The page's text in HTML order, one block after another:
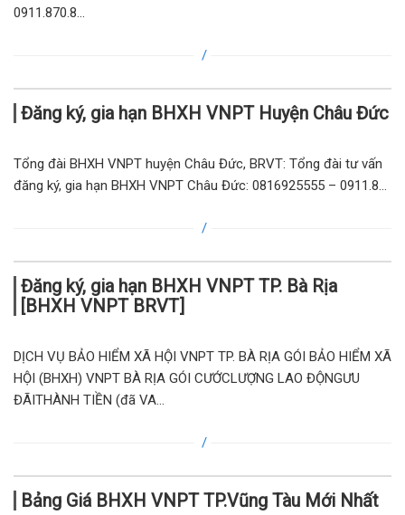
0911.870.8...
Đăng ký, gia hạn BHXH VNPT Huyện Châu Đức
Tổng đài BHXH VNPT huyện Châu Đức, BRVT: Tổng đài tư vấn
đăng ký, gia hạn BHXH VNPT Châu Đức: 0816925555 – 0911.8...
Đăng ký, gia hạn BHXH VNPT TP. Bà Rịa
[BHXH VNPT BRVT]
DỊCH VỤ BẢO HIỂM XÃ HỘI VNPT TP. BÀ RỊA GÓI BẢO HIỂM XÃ
HỘI (BHXH) VNPT BÀ RỊA GÓI CƯỚCLƯỢNG LAO ĐỘNGƯU
ĐÃITHÀNH TIỀN (đã VA...
Bảng Giá BHXH VNPT TP.Vũng Tàu Mới Nhất